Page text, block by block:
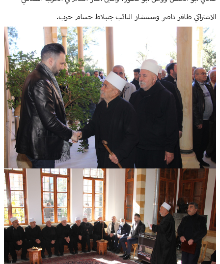
الاشتراكي ظافر ناصر ومستشار النائب جنبلاط حسام حرب.